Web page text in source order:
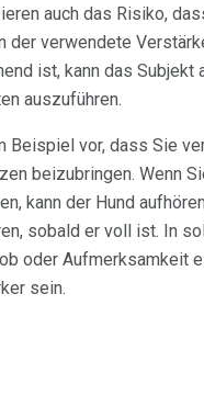
auch das Risiko,
der verwendete
ist, kann das Subjekt
auszuführen.
Beispiel vor, dass Sie
beizubringen. Wenn
kann der Hund
sobald er voll ist. In
oder Aufmerksamkeit
sein.